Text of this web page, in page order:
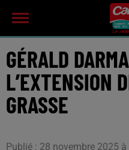
GÉRALD
L’EXTENSION
GRASSE
Publié : 28 novembre 2025